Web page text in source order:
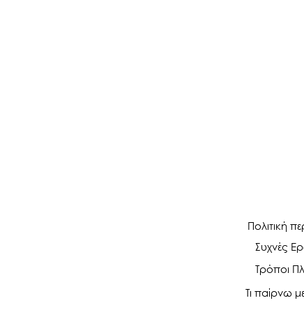
Πολιτική
Συχνές
Τρόποι
Τι παίρνω